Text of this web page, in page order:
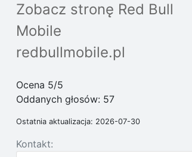
Zobacz stronę Red Bull
Mobile
redbullmobile.pl
Ocena 5/5
Oddanych głosów: 57
Ostatnia aktualizacja: 2026-07-30
Kontakt: